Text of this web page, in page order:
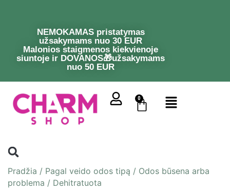
NEMOKAMAS pristatymas
užsakymams nuo 30 EUR
Malonios staigmenos kiekvienoje
siuntoje ir DOVANOS🎁užsakymams
nuo 50 EUR
0
Pradžia / Pagal veido odos tipą / Odos būsena arba
problema / Dehitratuota